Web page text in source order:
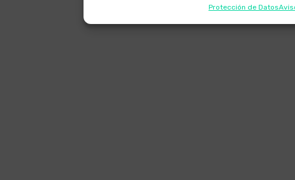
Protección de Datos